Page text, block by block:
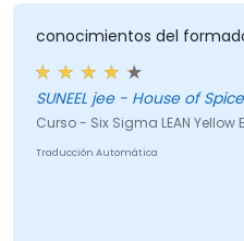
del formador
jee - House of Spices India
Sigma LEAN Yellow Belt
Automática